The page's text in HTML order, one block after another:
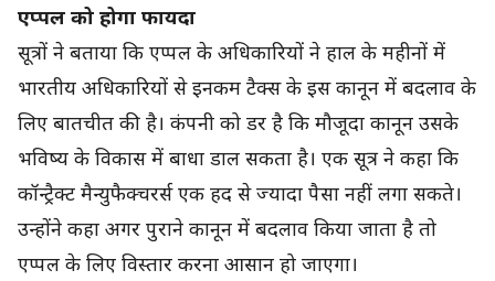
एप्पल को होगा फायदा
सूत्रों ने बताया कि एप्पल के अधिकारियों ने हाल के महीनों में
भारतीय अधिकारियों से इनकम टैक्स के इस कानून में बदलाव के
लिए बातचीत की है। कंपनी को डर है कि मौजूदा कानून उसके
भविष्य के विकास में बाधा डाल सकता है। एक सूत्र ने कहा कि
कॉन्ट्रैक्ट मैन्युफैक्चरर्स एक हद से ज्यादा पैसा नहीं लगा सकते।
उन्होंने कहा अगर पुराने कानून में बदलाव किया जाता है तो
एप्पल के लिए विस्तार करना आसान हो जाएगा।